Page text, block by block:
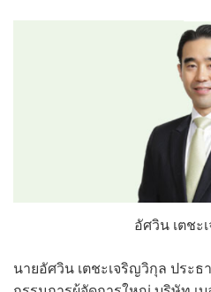
อัศวิน เตชะ
นายอัศวิน เตชะเจริญวิกุล ประธ